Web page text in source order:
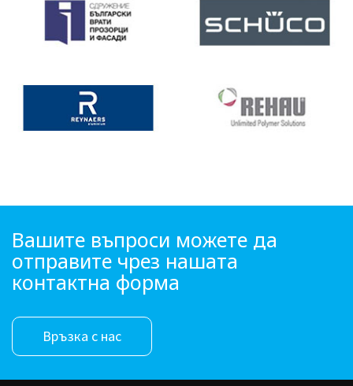
Вашите въпроси можете да
отправите чрез нашата
контактна форма
Връзка с нас